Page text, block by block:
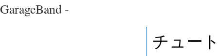
GarageBand -
チュー